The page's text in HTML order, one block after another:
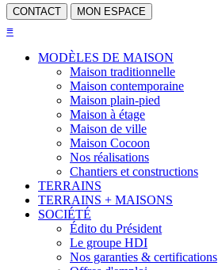
CONTACT MON ESPACE
≡
MODÈLES DE MAISON
Maison traditionnelle
Maison contemporaine
Maison plain-pied
Maison à étage
Maison de ville
Maison Cocoon
Nos réalisations
Chantiers et constructions
TERRAINS
TERRAINS + MAISONS
SOCIÉTÉ
Édito du Président
Le groupe HDI
Nos garanties & certifications